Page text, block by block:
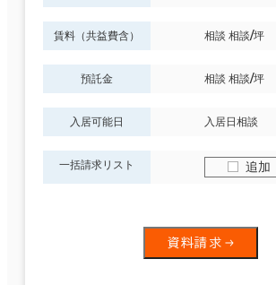
賃料（共益費含） 相談 相談/坪
預託金 相談 相談/坪
入居可能日 入居日相談
一括請求リスト 追加
資料請求